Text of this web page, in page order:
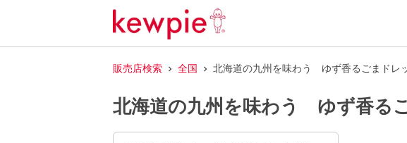
販売店検索 全国 北海道の九州を味わう ゆず香るごまドレ
北海道の九州を味わう ゆず香る